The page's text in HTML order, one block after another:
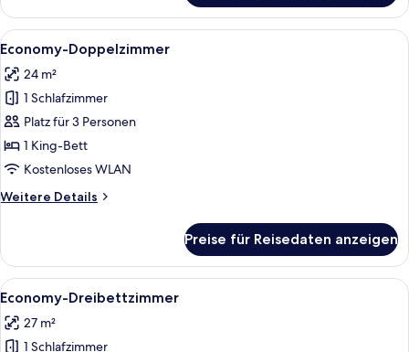
Einzelzimmer
Alle
Fotos
für
Economy-
Doppelzimmer
anzeigen
Ein modernes Hotelzimmer mit
7
Economy-Doppelzimmer
24 m²
1 Schlafzimmer
Platz für 3 Personen
1 King-Bett
Kostenloses WLAN
Weitere Details
Weitere
Doppelzimmer
Preise für Reisedaten anzeigen
Alle
Fotos
für
Ein modernes Hotelzimmer mit
5
Economy-Dreibettzimmer
27 m²
1 Schlafzimmer